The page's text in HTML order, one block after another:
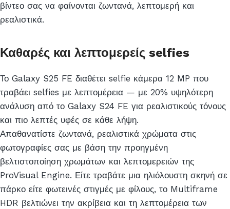
βίντεο σας να φαίνονται ζωντανά, λεπτομερή και
ρεαλιστικά.
Καθαρές και λεπτομερείς selfies
Το Galaxy S25 FE διαθέτει selfie κάμερα 12 MP που
τραβάει selfies με λεπτομέρεια — με 20% υψηλότερη
ανάλυση από το Galaxy S24 FE για ρεαλιστικούς τόνους
και πιο λεπτές υφές σε κάθε λήψη.
Απαθανατίστε ζωντανά, ρεαλιστικά χρώματα στις
φωτογραφίες σας με βάση την προηγμένη
βελτιστοποίηση χρωμάτων και λεπτομερειών της
ProVisual Engine. Είτε τραβάτε μια ηλιόλουστη σκηνή σε
πάρκο είτε φωτεινές στιγμές με φίλους, το Multiframe
HDR βελτιώνει την ακρίβεια και τη λεπτομέρεια των